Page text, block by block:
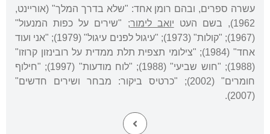
עשרה ספרים, ובהם רומן אחד: "שלא בדרך המלך" (אוריינט,
1962), בשם העט
יואב לימור; "שירים על כפות המנעול"
(1967); "קולות" (1973); "עיגול לפנים עיגול" (1979); "אני ועוד
אחד" (1984); "צילומי תצפית תלת ממדית על רובינזון קרוזו"
(1988); "חוש שביעי" (1988); "לוח מודעות" (1997); "חילוף
חומרים" (2002); "כרטיס ביקור: מבחר ושירים חדשים"
(2007).